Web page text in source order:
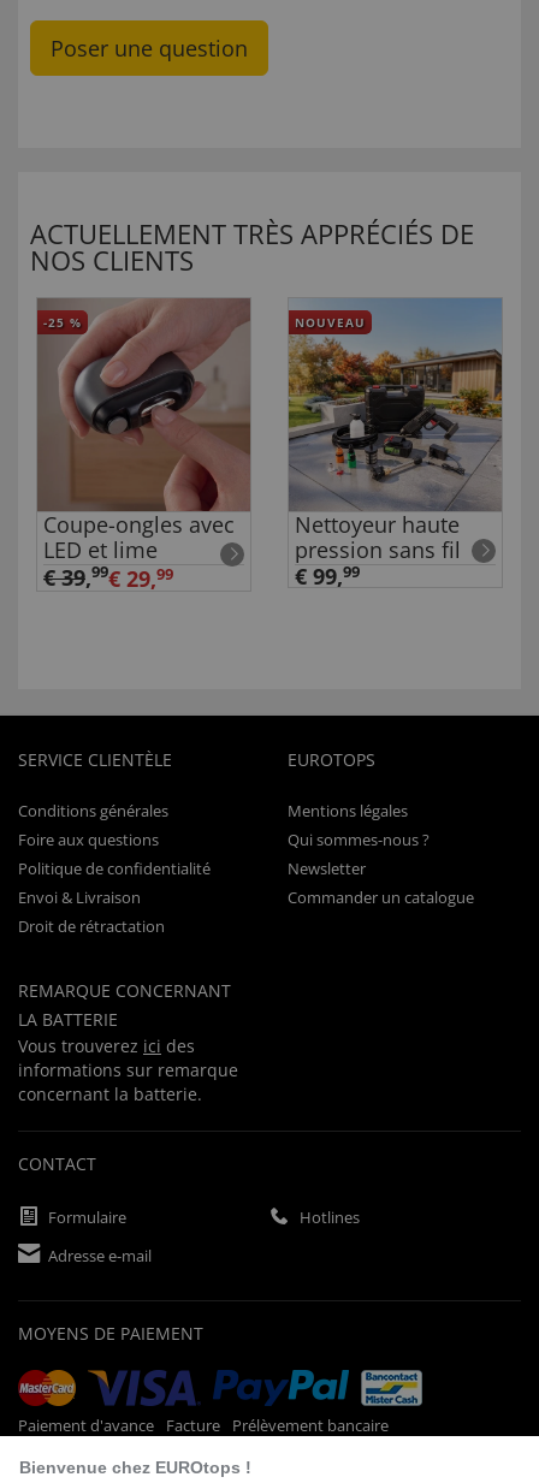
Poser une question
ACTUELLEMENT TRÈS APPRÉCIÉS DE
NOS CLIENTS
-25 %
Coupe-ongles avec
LED et lime
€ 39,99€ 29,99
NOUVEAU
Nettoyeur haute
pression sans fil
€ 99,99
SERVICE CLIENTÈLE
Conditions générales
Foire aux questions
Politique de confidentialité
Envoi & Livraison
Droit de rétractation
REMARQUE CONCERNANT
LA BATTERIE
Vous trouverez ici des
informations sur remarque
concernant la batterie.
EUROTOPS
Mentions légales
Qui sommes-nous ?
Newsletter
Commander un catalogue
CONTACT
Formulaire
Hotlines
Adresse e-mail
MOYENS DE PAIEMENT
Paiement d'avance Facture Prélèvement bancaire
Bienvenue chez EUROtops !